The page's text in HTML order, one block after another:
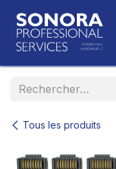
Tous les produits